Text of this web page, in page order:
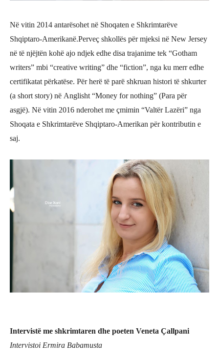
Në vitin 2014 antarësohet në Shoqaten e Shkrimtarëve
Shqiptaro-Amerikanë.Perveç shkollës për mjeksi në New Jersey
në të njëjtën kohë ajo ndjek edhe disa trajanime tek “Gotham
writers” mbi “creative writing” dhe “fiction”, nga ku merr edhe
certifikatat përkatëse. Për herë të parë shkruan histori të shkurter
(a short story) në Anglisht “Money for nothing” (Para për
asgjë). Në vitin 2016 nderohet me çmimin “Valtër Lazëri” nga
Shoqata e Shkrimtarëve Shqiptaro-Amerikan për kontributin e
saj.
Intervistë me shkrimtaren dhe poeten Veneta Çallpani
Intervistoi Ermira Babamusta